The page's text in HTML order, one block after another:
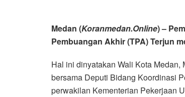
Medan (Koranmedan.Online) –
Pembuangan Akhir (TPA) Terjun
Hal ini dinyatakan Wali Kota
bersama Deputi Bidang Koordinasi
perwakilan Kementerian Pekerjaan